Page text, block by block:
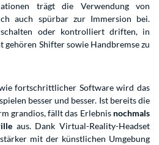
trägt die Verwendung von
auch spürbar zur Immersion bei.
oder kontrolliert driften, in
gehören Shifter sowie Handbremse zu
fortschrittlicher Software wird das
besser und besser. Ist bereits die
grandios, fällt das Erlebnisnochmals
aus. Dank Virtual-Reality-Headset
mit der künstlichen Umgebung